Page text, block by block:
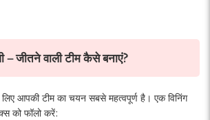
– जीतने वाली टीम कैसे बनाएं?
आपकी टीम का चयन सबसे महत्वपूर्ण है। एक विनिंग
को फॉलो करें: